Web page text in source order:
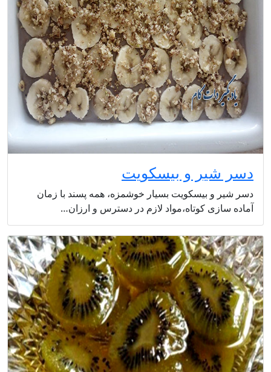
دسر شیر و بیسکویت
دسر شیر و بیسکویت بسیار خوشمزه، همه پسند با زمان
آماده سازی کوتاه،مواد لازم در دسترس و ارزان…